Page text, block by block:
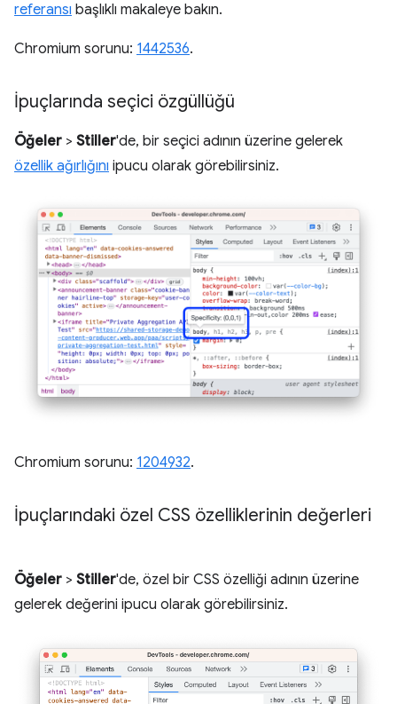
referansı başlıklı makaleye bakın.
Chromium sorunu: 1442536.
İpuçlarında seçici özgüllüğü
Öğeler > Stiller'de, bir seçici adının üzerine gelerek
özellik ağırlığını ipucu olarak görebilirsiniz.
Chromium sorunu: 1204932.
İpuçlarındaki özel CSS özelliklerinin değerleri
Öğeler > Stiller'de, özel bir CSS özelliği adının üzerine
gelerek değerini ipucu olarak görebilirsiniz.